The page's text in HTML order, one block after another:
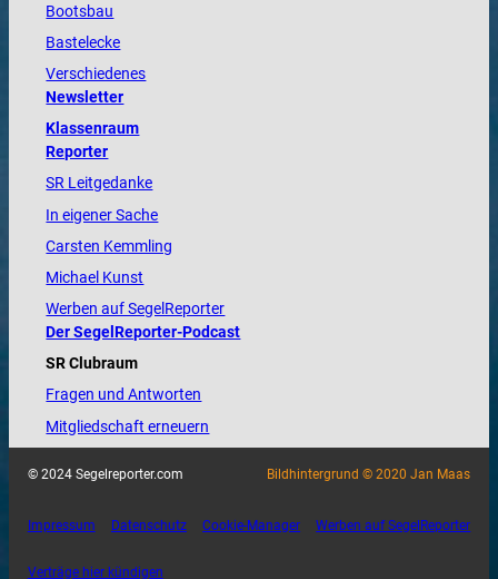
Bootsbau
Bastelecke
Verschiedenes
Newsletter
Klassenraum
Reporter
SR Leitgedanke
In eigener Sache
Carsten Kemmling
Michael Kunst
Werben auf SegelReporter
Der SegelReporter-Podcast
SR Clubraum
Fragen und Antworten
Mitgliedschaft erneuern
© 2024 Segelreporter.com Bildhintergrund © 2020 Jan Maas
Impressum Datenschutz Cookie-Manager Werben auf SegelReporter
Verträge hier kündigen